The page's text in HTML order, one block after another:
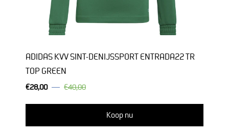
ADIDAS KVV SINT-DENIJSSPORT ENTRADA22 TR
TOP GREEN
€28,00
Normale
prijs
€40,00
Koop nu